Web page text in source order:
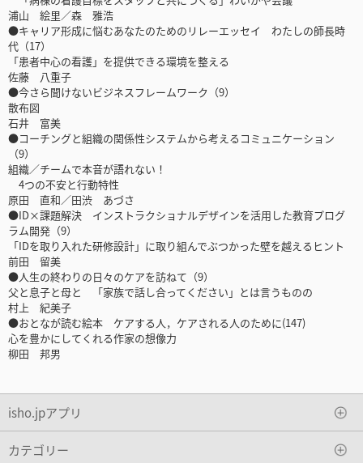
浦山 絵里／森 雅浩
●キャリア形成に悩むあなたのためのリレーエッセイ わたしの師長時
代（17）
「患者中心の看護」を提供できる環境を整える
佐藤 八重子
●今さら聞けないビジネスフレームワーク（9）
散布図
石井 富美
●コーチングと組織の関係性システムから考えるコミュニケーション
（9）
組織／チームで本音が語れない！
4つの不安と行動特性
原田 直和／田渋 あづさ
●ID×課題解決 インストラクショナルデザインを活用した教育プログ
ラム開発（9）
「IDを取り入れた研修設計」に取り組んでぶつかった壁を越えるヒント
前田 留美
●人生の終わりの日々のケアを訪ねて（9）
父と息子と母と 「家族で話し合ってください」とは言うものの
村上 紀美子
●おとなが読む絵本 ケアする人，ケアされる人のために(147)
心を豊かにしてくれる作家の想像力
柳田 邦男
isho.jpアプリ
カテゴリー